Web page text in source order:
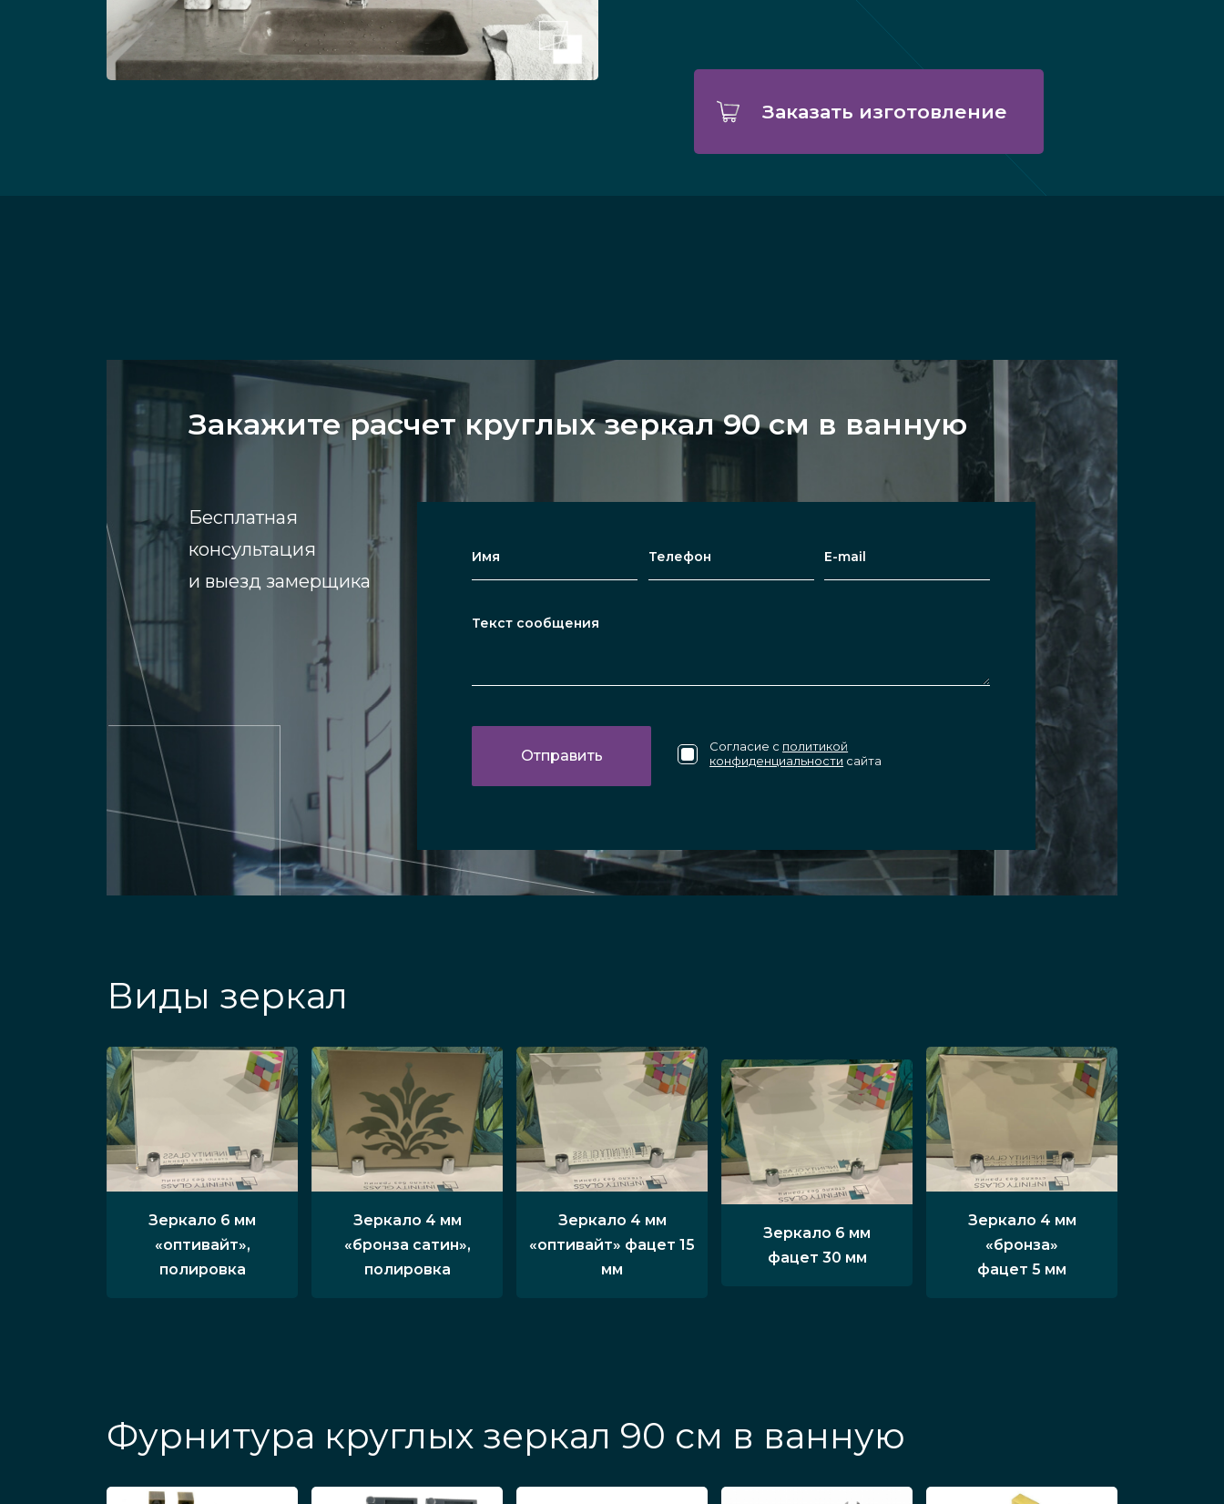
Заказать изготовление
Закажите расчет круглых зеркал 90 см в ванную
Бесплатная
консультация
и выезд замерщика
Согласие с политикой
конфиденциальности сайта
Виды зеркал
Зеркало 6 мм
«оптивайт»,
полировка
Зеркало 4 мм
«бронза сатин»,
полировка
Зеркало 4 мм
«оптивайт» фацет 15
мм
Зеркало 6 мм
фацет 30 мм
Зеркало 4 мм
«бронза»
фацет 5 мм
Фурнитура круглых зеркал 90 см в ванную